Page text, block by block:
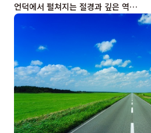
언덕에서 펼쳐지는 절경과 깊은 역…